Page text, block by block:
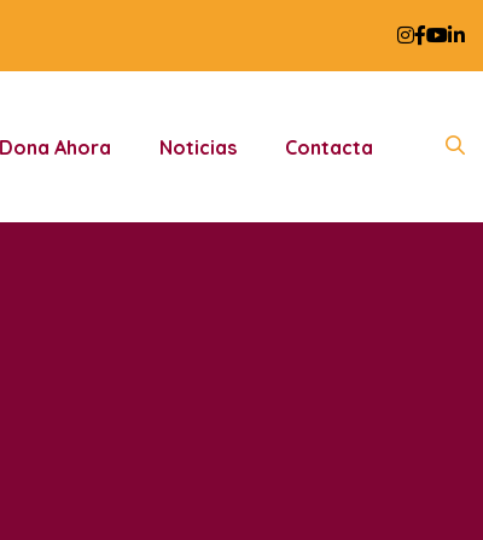
Dona Ahora Noticias Contacta